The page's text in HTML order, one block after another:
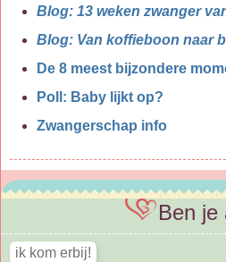
Blog: 13 weken zwanger
Blog: Van koffieboon naar
De 8 meest bijzondere
Poll: Baby lijkt op?
Zwangerschap info
Ben je